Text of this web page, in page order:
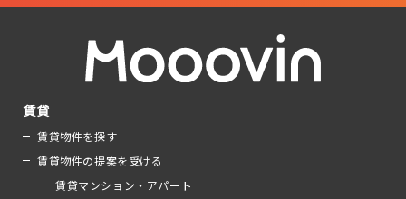
賃貸
賃貸物件を探す
賃貸物件の提案を受ける
賃貸マンション・アパート